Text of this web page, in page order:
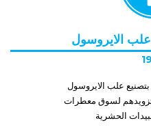
علب الايروسول
علب الايروسول
لسوق معطرات
الحشرية